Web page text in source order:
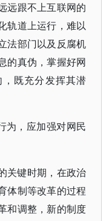
远跟不上互联网的
轨道上运行，难以
法部门以及反腐机
的真伪，掌握好网
既充分发挥其潜
为，应加强对网民
关键时期，在政治
体制等改革的过程
和调整，新的制度